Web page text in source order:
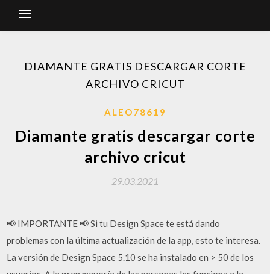
DIAMANTE GRATIS DESCARGAR CORTE
ARCHIVO CRICUT
ALEO78619
Diamante gratis descargar corte
archivo cricut
29.03.2021
📢 IMPORTANTE 📢 Si tu Design Space te está dando
problemas con la última actualización de la app, esto te interesa.
La versión de Design Space 5.10 se ha instalado en > 50 de los